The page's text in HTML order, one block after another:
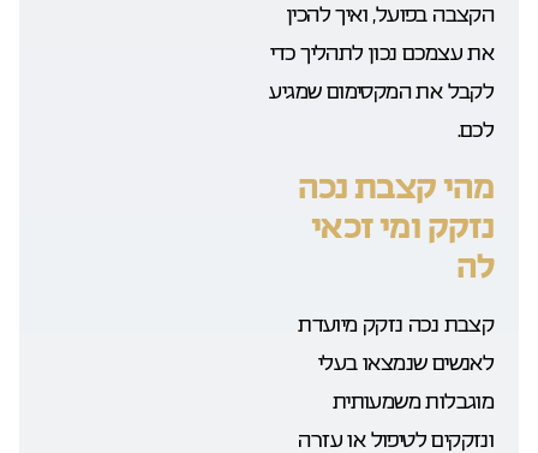
הקצבה בפועל, ואיך להכין
את עצמכם נכון לתהליך כדי
לקבל את המקסימום שמגיע
לכם.
מהי קצבת נכה
נזקק ומי זכאי
לה
קצבת נכה נזקק מיועדת
לאנשים שנמצאו בעלי
מוגבלות משמעותית
ונזקקים לטיפול או עזרה